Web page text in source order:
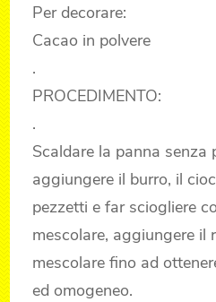
Per decorare:
Cacao in polvere
.
PROCEDIMENTO:
.
Scaldare la panna senza
aggiungere il burro, il
pezzetti e far sciogliere
mescolare, aggiungere il
mescolare fino ad
ed omogeneo.